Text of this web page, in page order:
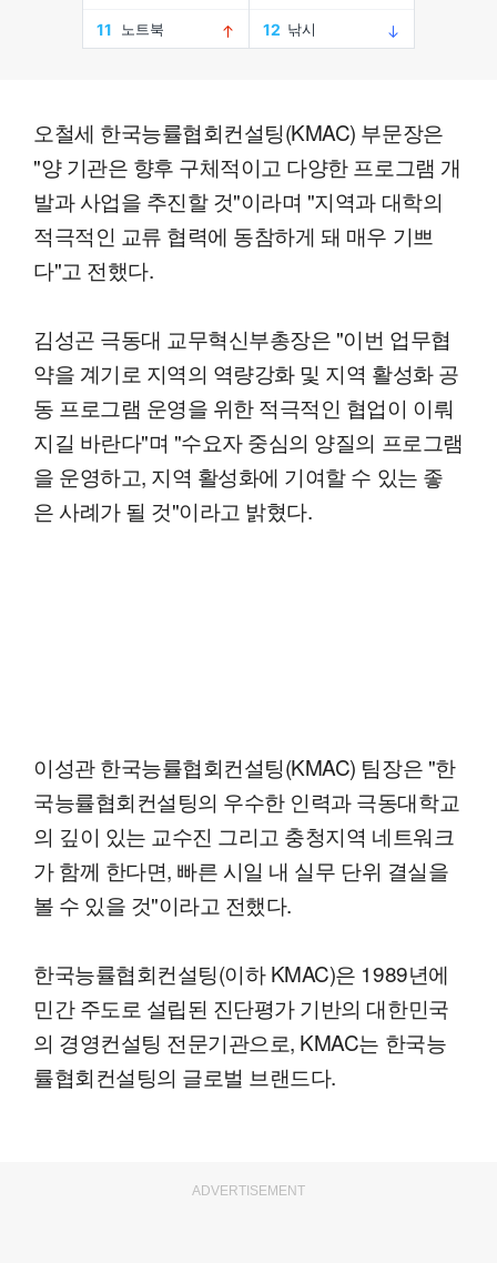
오철세 한국능률협회컨설팅(KMAC) 부문장은
"양 기관은 향후 구체적이고 다양한 프로그램 개
발과 사업을 추진할 것"이라며 "지역과 대학의
적극적인 교류 협력에 동참하게 돼 매우 기쁘
다"고 전했다.
김성곤 극동대 교무혁신부총장은 "이번 업무협
약을 계기로 지역의 역량강화 및 지역 활성화 공
동 프로그램 운영을 위한 적극적인 협업이 이뤄
지길 바란다"며 "수요자 중심의 양질의 프로그램
을 운영하고, 지역 활성화에 기여할 수 있는 좋
은 사례가 될 것"이라고 밝혔다.
이성관 한국능률협회컨설팅(KMAC) 팀장은 "한
국능률협회컨설팅의 우수한 인력과 극동대학교
의 깊이 있는 교수진 그리고 충청지역 네트워크
가 함께 한다면, 빠른 시일 내 실무 단위 결실을
볼 수 있을 것"이라고 전했다.
한국능률협회컨설팅(이하 KMAC)은 1989년에
민간 주도로 설립된 진단평가 기반의 대한민국
의 경영컨설팅 전문기관으로, KMAC는 한국능
률협회컨설팅의 글로벌 브랜드다.
ADVERTISEMENT